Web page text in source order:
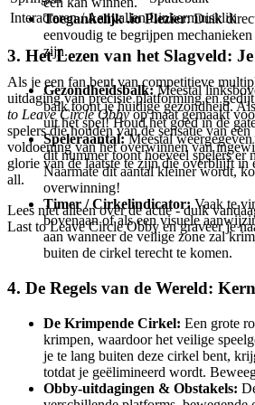
Toegankelijk .io Plezier: Duik
eenvoudig te begrijpen
zijn.
Als je een fan bent van competitieve
uitdaging van precisie platforming en
to Leave Circle Obbyop maat gemaakt
spelers die houden van de sensatie van
voldoening van het overwinnen van
glorie van de laatste te zijn die overblijft in
all.
Lees niet alleen over de actie - duik
Last to Leave Circle Obby en graveer je
Interacteren / Aanvallen Linkermuisklik
3. Het Lezen van het Slagveld:
Gezondheidsbalk:Meestal
balk toont je huidige gezondheid.
uit het spel! Houd het goed in de
Speleraantal:Meestal
dit nummer toont hoeveel spelers er
Naarmate dit aantal kleiner wordt,
overwinning!
Timer / Cirkelindicator: Vaak te
bovenaan of als een visuele
aan wanneer de veilige zone zal
buiten de cirkel terecht te komen.
4. De Regels van de Wereld:
De Krimpende Cirkel: Een grote
krimpen, waardoor het veilige
je te lang buiten deze cirkel bent,
totdat je geëlimineerd wordt.
Obby-uitdagingen & Obstakels: